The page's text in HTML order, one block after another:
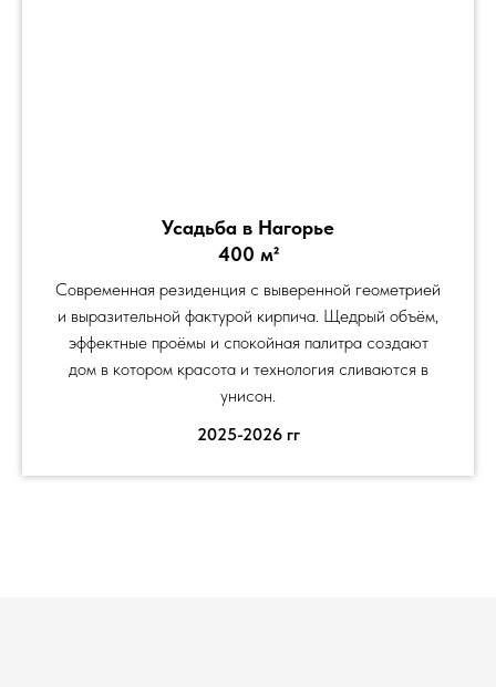
Усадьба в Нагорье
400 м²
Современная резиденция с выверенной геометрией
и выразительной фактурой кирпича. Щедрый объём,
эффектные проёмы и спокойная палитра создают
дом в котором красота и технология сливаются в
унисон.
2025-2026 гг